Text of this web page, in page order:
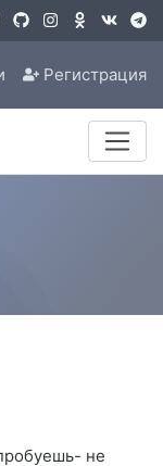
Регистрация
не